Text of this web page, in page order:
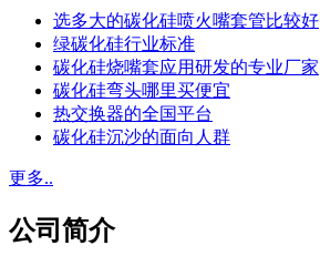
选多大的碳化硅喷火嘴套管比较好
绿碳化硅行业标准
碳化硅烧嘴套应用研发的专业厂家
碳化硅弯头哪里买便宜
热交换器的全国平台
碳化硅沉沙的面向人群
更多..
公司简介